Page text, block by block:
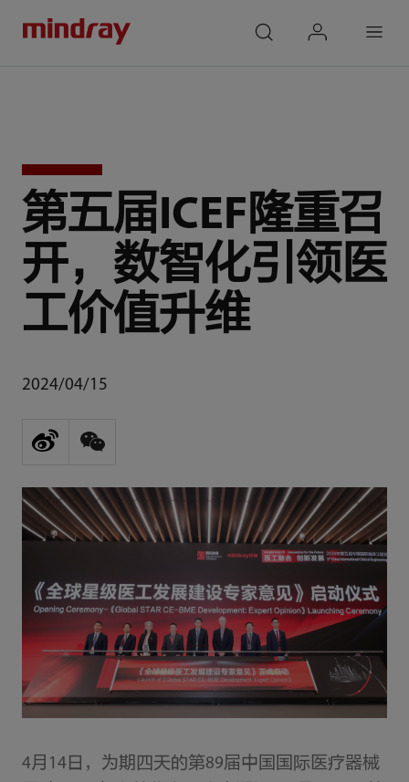
第五届ICEF隆重召
开，数智化引领医
工价值升维
2024/04/15
4月14日，为期四天的第89届中国国际医疗器械